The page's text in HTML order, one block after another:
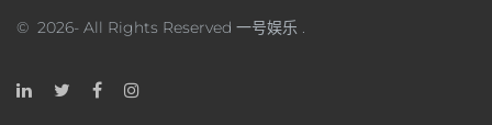
© 2026- All Rights Reserved 一号娱乐 .